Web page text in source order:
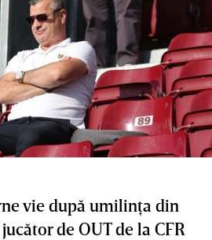
vie după umilinţa din
de OUT de la CFR